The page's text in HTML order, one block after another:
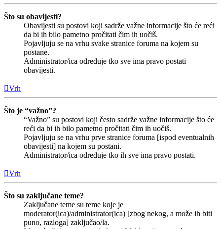
Što su obavijesti?
Obavijesti su postovi koji sadrže važne informacije što će reći
da bi ih bilo pametno pročitati čim ih uočiš.
Pojavljuju se na vrhu svake stranice foruma na kojem su
postane.
Administrator/ica određuje tko sve ima pravo postati
obavijesti.
Vrh
Što je “važno”?
“Važno” su postovi koji često sadrže važne informacije što će
reći da bi ih bilo pametno pročitati čim ih uočiš.
Pojavljuju se na vrhu prve stranice foruma [ispod eventualnih
obavijesti] na kojem su postani.
Administrator/ica određuje tko ih sve ima pravo postati.
Vrh
Što su zaključane teme?
Zaključane teme su teme koje je
moderator(ica)/administrator(ica) [zbog nekog, a može ih biti
puno, razloga] zaključao/la.